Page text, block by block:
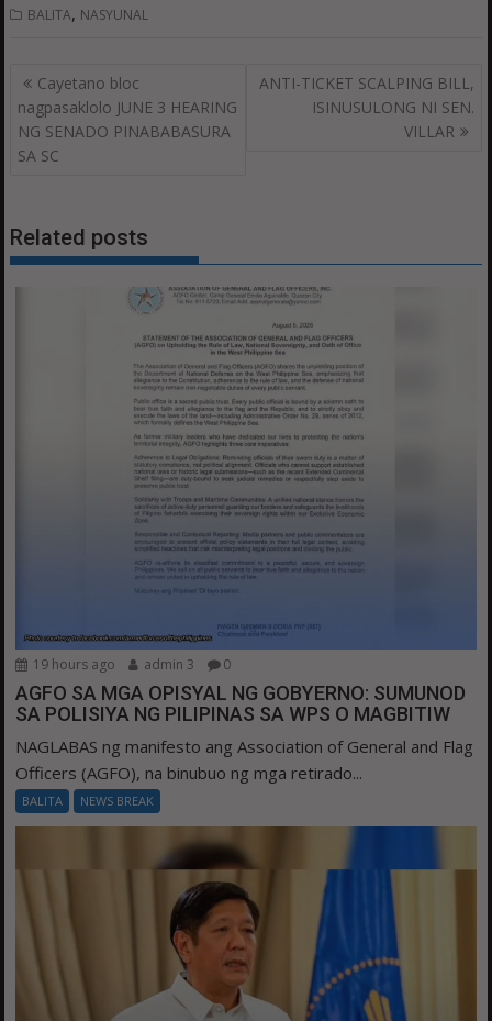
BALITA, NASYUNAL
Post
navigation
Cayetano bloc
nagpasaklolo JUNE 3 HEARING
NG SENADO PINABABASURA
SA SC
ANTI-TICKET SCALPING BILL,
ISINUSULONG NI SEN.
VILLAR
Related posts
19 hours ago admin 3 0
AGFO SA MGA OPISYAL NG GOBYERNO: SUMUNOD
SA POLISIYA NG PILIPINAS SA WPS O MAGBITIW
NAGLABAS ng manifesto ang Association of General and Flag
Officers (AGFO), na binubuo ng mga retirado...
BALITA NEWS BREAK